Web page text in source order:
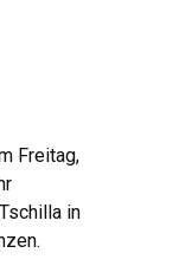
Freitag,
in